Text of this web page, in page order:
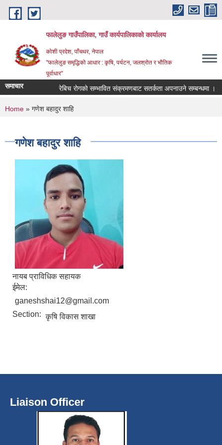
Skip to main content
फालेलुङ गाउँपालिका, गाउँ कार्यपालिकाको कार्यालय
कोशी प्रदेश, पाँचथर, नेपाल
"फालेलुङ समृद्धिको आधार : कृषि, पर्यटन, जलश्रोत र भौतिक
पूर्वाधार"
समाचार रेबिच रोगको सम्भावित संक्रमणबाट सतर्कता अपनाउने सम्बन्धमा ।
You are here
Home » गण‍ेश बहादुर शाहि
गण‍ेश बहादुर शाहि
नायब प्राविधिक सहायक
ईमेल:
ganeshshai12@gmail.com
Section: कृषि विकास शाखा
Liaison Officer